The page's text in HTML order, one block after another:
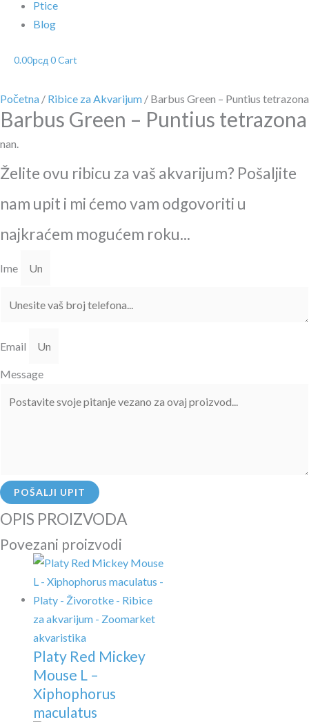
Ptice
Blog
0.00рсд 0Cart
Početna / Ribice za Akvarijum / Barbus Green – Puntius tetrazona
Barbus Green – Puntius tetrazona
nan.
Želite ovu ribicu za vaš akvarijum? Pošaljite
nam upit i mi ćemo vam odgovoriti u
najkraćem mogućem roku...
Ime
Email
Message
POŠALJI UPIT
OPIS PROIZVODA
Povezani proizvodi
Platy Red Mickey
Mouse L –
Xiphophorus
maculatus